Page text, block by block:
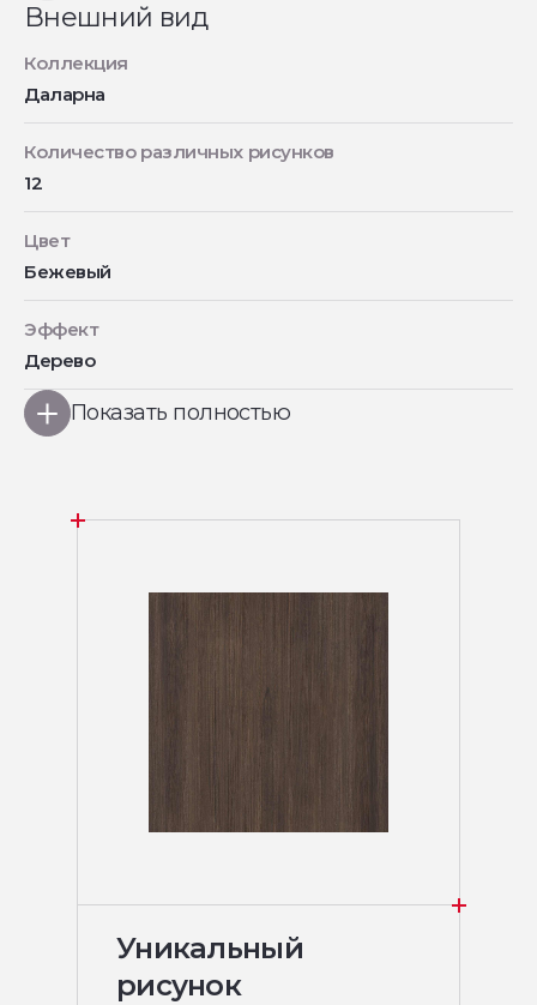
Внешний вид
Коллекция
Даларна
Количество различных рисунков
12
Цвет
Бежевый
Эффект
Дерево
Показать полностью
Уникальный
рисунок